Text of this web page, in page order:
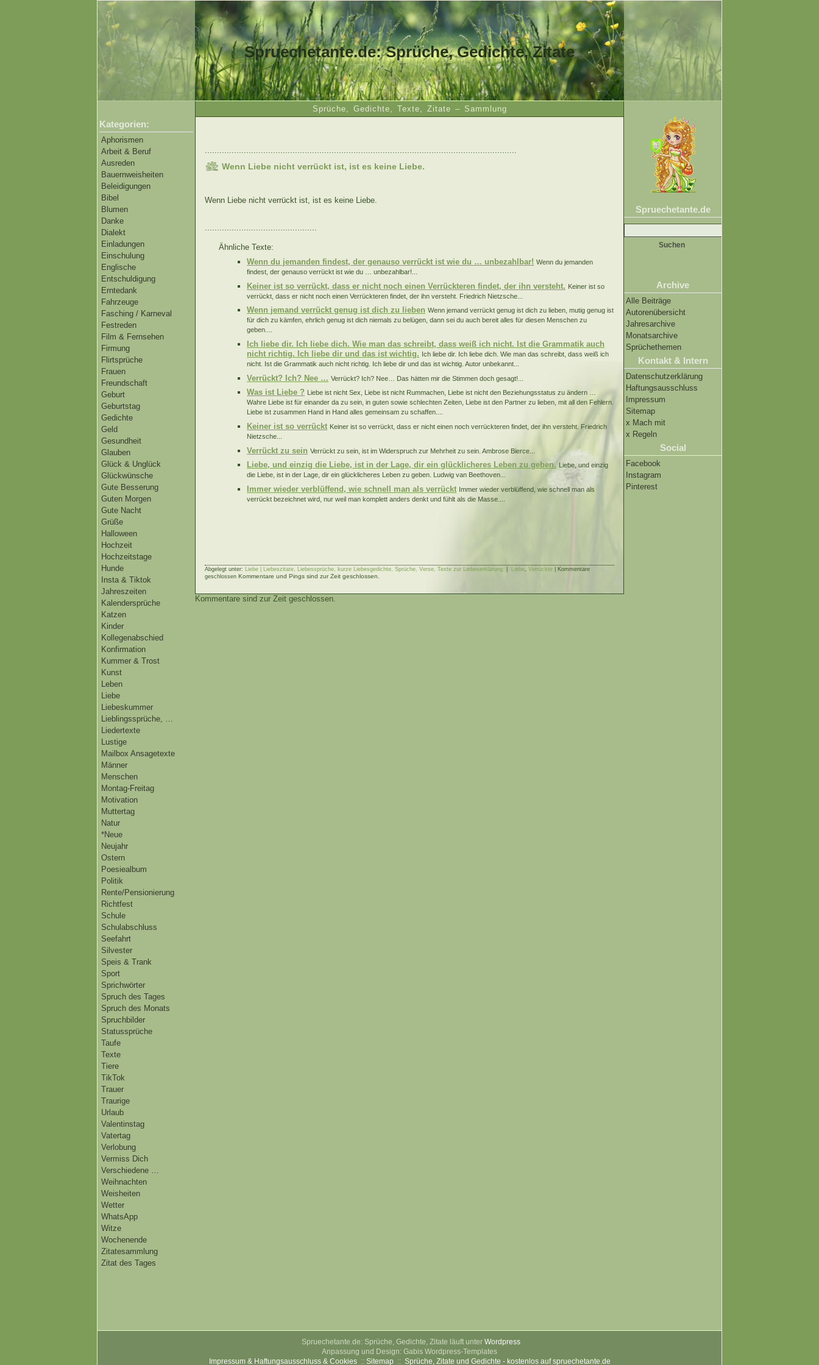
Spruechetante.de: Sprüche, Gedichte, Zitate
Sprüche, Gedichte, Texte, Zitate – Sammlung
Kategorien:
Aphorismen
Arbeit & Beruf
Ausreden
Bauernweisheiten
Beleidigungen
Bibel
Blumen
Danke
Dialekt
Einladungen
Einschulung
Englische
Entschuldigung
Erntedank
Fahrzeuge
Fasching / Karneval
Festreden
Film & Fernsehen
Firmung
Flirtsprüche
Frauen
Freundschaft
Geburt
Geburtstag
Gedichte
Geld
Gesundheit
Glauben
Glück & Unglück
Glückwünsche
Gute Besserung
Guten Morgen
Gute Nacht
Grüße
Halloween
Hochzeit
Hochzeitstage
Hunde
Insta & Tiktok
Jahreszeiten
Kalendersprüche
Katzen
Kinder
Kollegenabschied
Konfirmation
Kummer & Trost
Kunst
Leben
Liebe
Liebeskummer
Lieblingssprüche, …
Liedertexte
Lustige
Mailbox Ansagetexte
Männer
Menschen
Montag-Freitag
Motivation
Muttertag
Natur
*Neue
Neujahr
Ostern
Poesiealbum
Politik
Rente/Pensionierung
Richtfest
Schule
Schulabschluss
Seefahrt
Silvester
Speis & Trank
Sport
Sprichwörter
Spruch des Tages
Spruch des Monats
Spruchbilder
Statussprüche
Taufe
Texte
Tiere
TikTok
Trauer
Traurige
Urlaub
Valentinstag
Vatertag
Verlobung
Vermiss Dich
Verschiedene …
Weihnachten
Weisheiten
Wetter
WhatsApp
Witze
Wochenende
Zitatesammlung
Zitat des Tages
Spruechetante.de
Suche
nach:
Archive
Alle Beiträge
Autorenübersicht
Jahresarchive
Monatsarchive
Sprüchethemen
Kontakt & Intern
Datenschutzerklärung
Haftungsausschluss
Impressum
Sitemap
x Mach mit
x Regeln
Social
Facebook
Instagram
Pinterest
................................................................................................................................
Wenn Liebe nicht verrückt ist, ist es keine Liebe.
Wenn Liebe nicht verrückt ist, ist es keine Liebe.
..............................................
Ähnliche Texte:
Wenn du jemanden findest, der genauso verrückt ist wie du … unbezahlbar! Wenn du jemanden
findest, der genauso verrückt ist wie du … unbezahlbar!...
Keiner ist so verrückt, dass er nicht noch einen Verrückteren findet, der ihn versteht. Keiner ist so
verrückt, dass er nicht noch einen Verrückteren findet, der ihn versteht. Friedrich Nietzsche...
Wenn jemand verrückt genug ist dich zu lieben Wenn jemand verrückt genug ist dich zu lieben, mutig genug ist
für dich zu kämfen, ehrlich genug ist dich niemals zu belügen, dann sei du auch bereit alles für diesen Menschen zu
geben....
Ich liebe dir. Ich liebe dich. Wie man das schreibt, dass weiß ich nicht. Ist die Grammatik auch
nicht richtig. Ich liebe dir und das ist wichtig. Ich liebe dir. Ich liebe dich. Wie man das schreibt, dass weiß ich
nicht. Ist die Grammatik auch nicht richtig. Ich liebe dir und das ist wichtig. Autor unbekannt...
Verrückt? Ich? Nee … Verrückt? Ich? Nee… Das hätten mir die Stimmen doch gesagt!...
Was ist Liebe ?
Liebe ist nicht Sex, Liebe ist nicht Rummachen, Liebe ist nicht den Beziehungsstatus zu ändern …
Wahre Liebe ist für einander da zu sein, in guten sowie schlechten Zeiten, Liebe ist den Partner zu lieben, mit all den Fehlern.
Liebe ist zusammen Hand in Hand alles gemeinsam zu schaffen....
Keiner ist so verrückt Keiner ist so verrückt, dass er nicht einen noch verrückteren findet, der ihn versteht. Friedrich
Nietzsche...
Verrückt zu sein Verrückt zu sein, ist im Widerspruch zur Mehrheit zu sein. Ambrose Bierce...
Liebe, und einzig die Liebe, ist in der Lage, dir ein glücklicheres Leben zu geben.
Liebe, und einzig
die Liebe, ist in der Lage, dir ein glücklicheres Leben zu geben. Ludwig van Beethoven...
Immer wieder verblüffend, wie schnell man als verrückt Immer wieder verblüffend, wie schnell man als
verrückt bezeichnet wird, nur weil man komplett anders denkt und fühlt als die Masse....
Abgelegt unter: Liebe | Liebeszitate, Liebessprüche, kurze Liebesgedichte, Sprüche, Verse, Texte zur Liebeserklärung. Liebe, Verrückte
Kommentare
geschlossen Kommentare und Pings sind zur Zeit geschlossen.
Kommentare sind zur Zeit geschlossen.
Spruechetante.de: Sprüche, Gedichte, Zitate läuft unter Wordpress
Anpassung und Design: Gabis Wordpress-Templates
Impressum & Haftungsausschluss & Cookies:: Sitemap :: Sprüche, Zitate und Gedichte - kostenlos auf spruechetante.de